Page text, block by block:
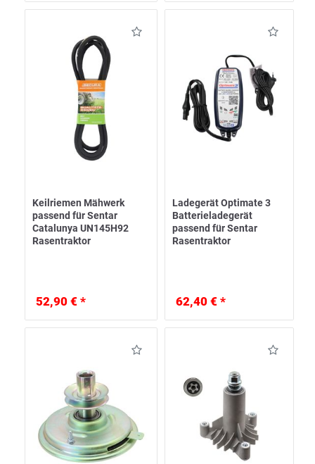
Keilriemen Mähwerk
passend für Sentar
Catalunya UN145H92
Rasentraktor
52,90 € *
Ladegerät Optimate 3
Batterieladegerät
passend für Sentar
Rasentraktor
62,40 € *